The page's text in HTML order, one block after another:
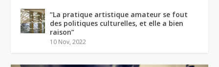
“La pratique artistique amateur se fout
des politiques culturelles, et elle a bien
raison”
10 Nov, 2022